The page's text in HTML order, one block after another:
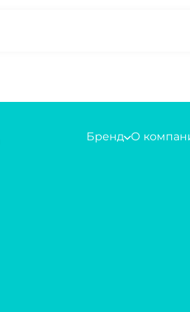
Бренд О